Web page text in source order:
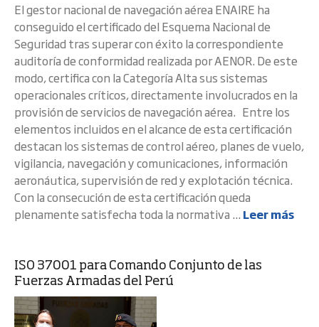
El gestor nacional de navegación aérea ENAIRE ha
conseguido el certificado del Esquema Nacional de
Seguridad tras superar con éxito la correspondiente
auditoría de conformidad realizada por AENOR. De este
modo, certifica con la Categoría Alta sus sistemas
operacionales críticos, directamente involucrados en la
provisión de servicios de navegación aérea. Entre los
elementos incluidos en el alcance de esta certificación
destacan los sistemas de control aéreo, planes de vuelo,
vigilancia, navegación y comunicaciones, información
aeronáutica, supervisión de red y explotación técnica.
Con la consecución de esta certificación queda
plenamente satisfecha toda la normativa ... Leer más
ISO 37001 para Comando Conjunto de las
Fuerzas Armadas del Perú